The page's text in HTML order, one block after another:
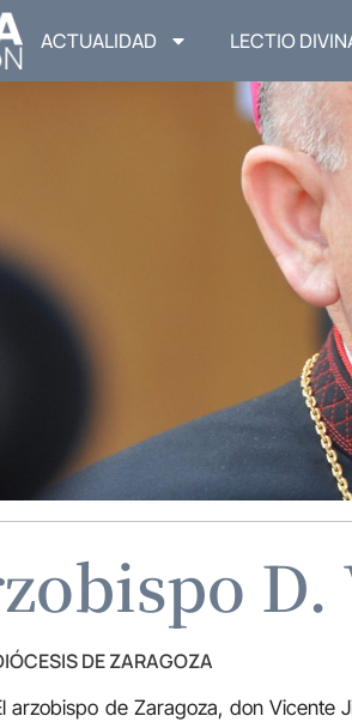
ACTUALIDAD LECTIO
DE ZARAGOZA
arzobispo de Zaragoza, don Vicente